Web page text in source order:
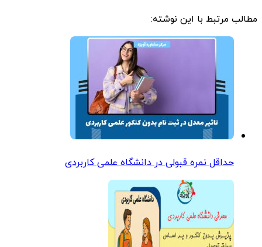
مطالب مرتبط با این نوشته:
حداقل نمره قبولی در دانشگاه علمی کاربردی